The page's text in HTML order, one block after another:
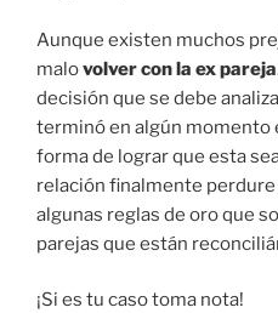
Aunque existen muchos
malovolver con la ex pareja
decisión que se debe
terminó en algún momento
forma de lograr que esta
relación finalmente
algunas reglas de oro que
parejas que están
¡Si es tu caso toma nota!